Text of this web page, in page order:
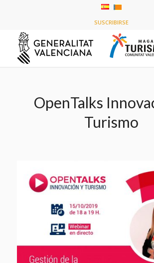
SUSCRIBIRSE
OpenTalks Innovación y Turismo
OpenTalks
Turismo